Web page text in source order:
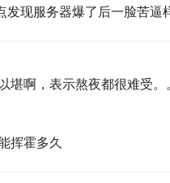
发现服务器爆了后一脸苦逼
啊，表示熬夜都很难受。。
挥霍多久